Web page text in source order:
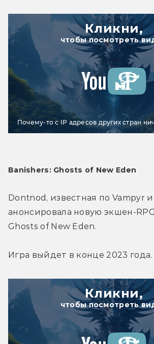
Кликни,
чтобы посмотреть
Почему-то с IP адресов других стран
Banishers: Ghosts of New Eden
Dontnod, известная по Vampyr
анонсировала новую экшен-
Ghosts of New Eden.
Игра выйдет в конце 2023 года.
Кликни,
чтобы посмотреть